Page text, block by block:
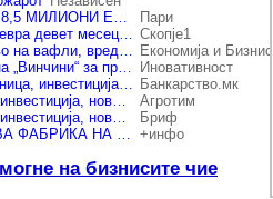
ВИНЧИНИ ОТВОРА НОВА ФАБРИКА ВРЕДНА 8,5 МИЛИОНИ ЕВРА – Производството расте за 30 процент
Пари
„Винчини“ отвори фабрика вредна 8,5 милиони евра девет месеци по пожарот Скопје1
ВИНЧИНИ СО НОВА ФАБРИКА за производство на вафли, вредна 8,5 милиони евра Економија и Бизнис
Денеска во Виница се отвора новата фабрика на „Винчини“ за производство на вафли
Иновативност
„Винчини“ пушта во работа нова фабрика во Виница, инвестиција од 8,5 милиони евра Банкарство.мк
Новата фабрика на Винчини, 8.5 милиони евра инвестиција, нови работни места
Агротим
Новата фабрика на Винчини, 8.5 милиони евра инвестиција, нови работни места
Бриф
ОСУМ МЕСЕЦИ ПО ПОЖАРОТ ПУШТЕНА НОВА ФАБРИКА НА БРЕНДОТ „ВИНЧИНИ“ Инвестирани се 8,5 милиони евра, а ќе вработува 40 работници +инфо
на бизнисите чие